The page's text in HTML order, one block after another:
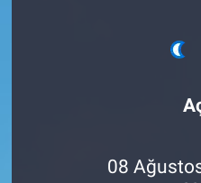
08
Teknoloji